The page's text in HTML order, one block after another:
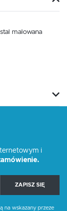
malowana
i
ZAPISZ SIĘ
na wskazany przeze